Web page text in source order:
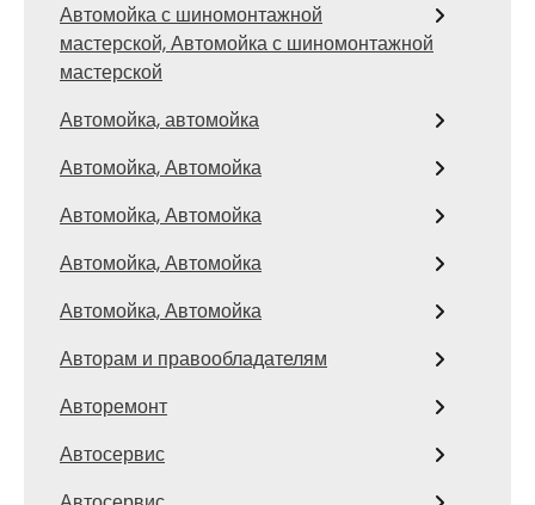
Автомойка с шиномонтажной
мастерской, Автомойка с шиномонтажной
мастерской
Автомойка, автомойка
Автомойка, Автомойка
Автомойка, Автомойка
Автомойка, Автомойка
Автомойка, Автомойка
Авторам и правообладателям
Авторемонт
Автосервис